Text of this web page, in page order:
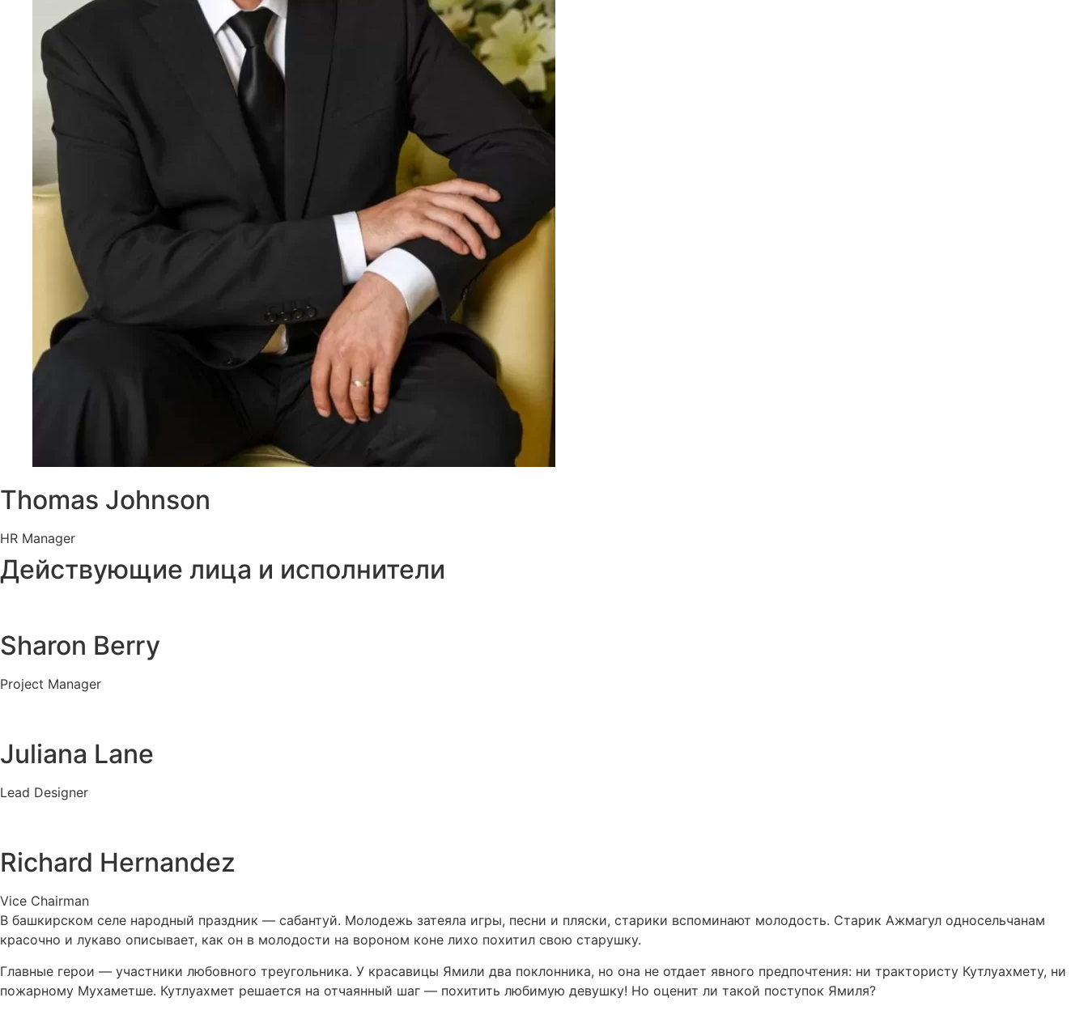
Thomas Johnson
HR Manager
Действующие лица и исполнители
Sharon Berry
Project Manager
Juliana Lane
Lead Designer
Richard Hernandez
Vice Chairman
В башкирском селе народный праздник — сабантуй. Молодежь затеяла игры, песни и пляски, старики вспоминают молодость. Старик Ажмагул односельчанам
красочно и лукаво описывает, как он в молодости на вороном коне лихо похитил свою старушку.
Главные герои — участники любовного треугольника. У красавицы Ямили два поклонника, но она не отдает явного предпочтения: ни трактористу Кутлуахмету, ни
пожарному Мухаметше. Кутлуахмет решается на отчаянный шаг — похитить любимую девушку! Но оценит ли такой поступок Ямиля?